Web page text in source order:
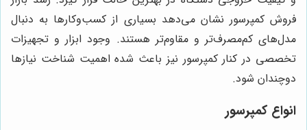
فروش کمپرسور نشان می‌دهد بسیاری از کسب‌وکارها به دنبال
مدل‌های کم‌مصرف‌تر و مقاوم‌تر هستند. وجود ابزار و تجهیزات
تخصصی در کنار کمپرسور نیز باعث شده اهمیت شناخت نیازها
دوچندان شود.
انواع کمپرسور